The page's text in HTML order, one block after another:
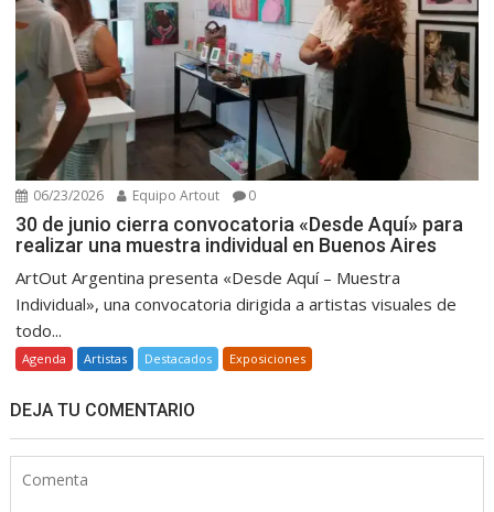
06/23/2026 Equipo Artout 0
30 de junio cierra convocatoria «Desde Aquí» para
realizar una muestra individual en Buenos Aires
ArtOut Argentina presenta «Desde Aquí – Muestra
Individual», una convocatoria dirigida a artistas visuales de
todo...
Agenda Artistas Destacados Exposiciones
DEJA TU COMENTARIO